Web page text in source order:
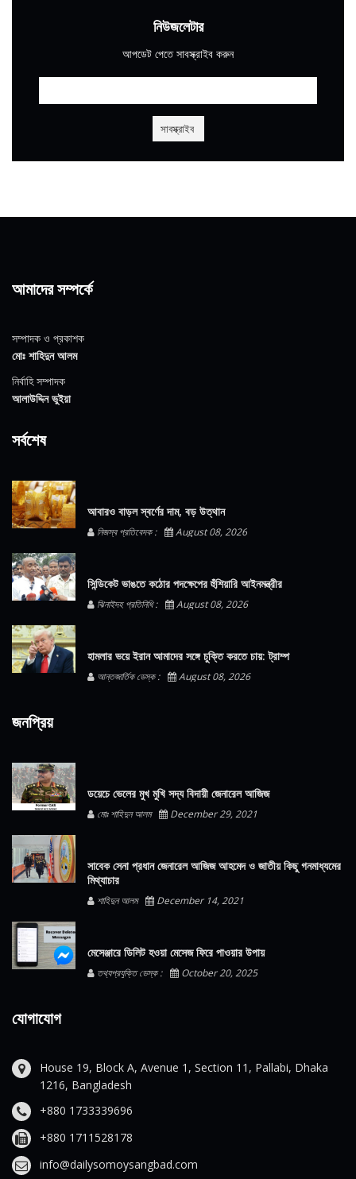
নিউজলেটার
আপডেট পেতে সাবস্ক্রাইব করুন
আমাদের সম্পর্কে
সম্পাদক ও প্রকাশক
মোঃ শাহিদুন আলম
নির্বাহি সম্পাদক
আলাউদ্দিন ভুইয়া
সর্বশেষ
আবারও বাড়ল স্বর্ণের দাম, বড় উত্থান
নিজস্ব প্রতিবেদক : August 08, 2026
সিন্ডিকেট ভাঙতে কঠোর পদক্ষেপের হুঁশিয়ারি আইনমন্ত্রীর
ঝিনাইদহ প্রতিনিধি : August 08, 2026
হামলার ভয়ে ইরান আমাদের সঙ্গে চুক্তি করতে চায়: ট্রাম্প
আন্তজার্তিক ডেস্ক : August 08, 2026
জনপ্রিয়
ডয়েচে ভেলের মুখ মুখি সদ্য বিদায়ী জেনারেল আজিজ
মোঃ শাহিদুন আলম December 29, 2021
সাবেক সেনা প্রধান জেনারেল আজিজ আহমেদ ও জাতীয় কিছু গনমাধ্যমের
মিথ্যাচার
শাহিদুন আলম December 14, 2021
মেসেঞ্জারে ডিলিট হওয়া মেসেজ ফিরে পাওয়ার উপায়
তথ্যপ্রযুক্তি ডেস্ক : October 20, 2025
যোগাযোগ
House 19, Block A, Avenue 1, Section 11, Pallabi, Dhaka
1216, Bangladesh
+880 1733339696
+880 1711528178
info@dailysomoysangbad.com